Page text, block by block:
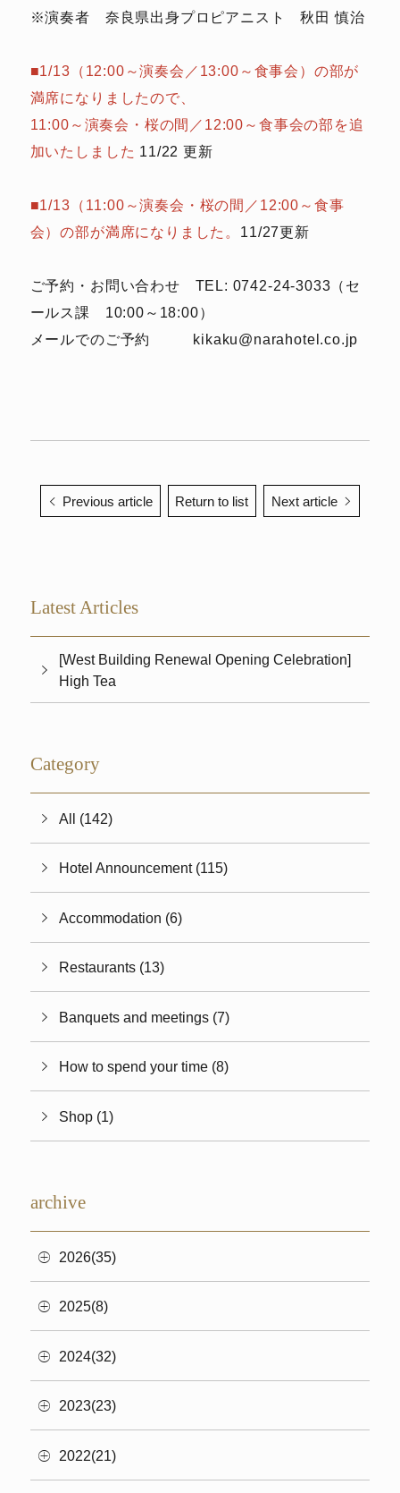
※演奏者 奈良県出身プロピアニスト 秋田 慎治
■1/13（12:00～演奏会／13:00～食事会）の部が
満席になりましたので、
11:00～演奏会・桜の間／12:00～食事会の部を追
加いたしました 11/22 更新
■1/13（11:00～演奏会・桜の間／12:00～食事
会）の部が満席になりました。 11/27更新
ご予約・お問い合わせ TEL: 0742-24-3033（セ
ールス課 10:00～18:00）
メールでのご予約 kikaku@narahotel.co.jp
Previous article Return to list Next article
Latest Articles
[West Building Renewal Opening Celebration]
High Tea
Category
All (142)
Hotel Announcement (115)
Accommodation (6)
Restaurants (13)
Banquets and meetings (7)
How to spend your time (8)
Shop (1)
archive
2026(35)
2025(8)
2024(32)
2023(23)
2022(21)